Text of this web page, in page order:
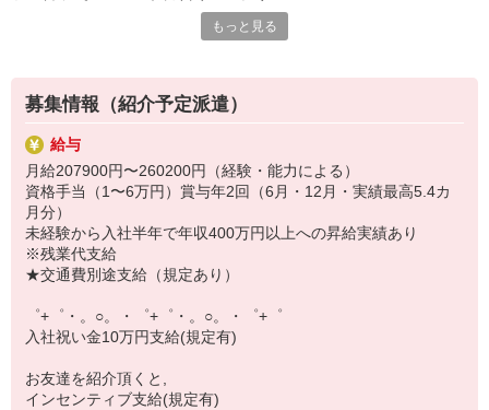
【選べるお仕事いろいろ】
事務、経理、データ入力、コールセンター、受付
▼工場・製造・軽作業系
機械/食品製造・梱包・仕分け・加工・組立・検査
▼美容系
眉毛サロンのアイブロウ・ネイリスト・エステ
▼営業・販売
法人営業・アパレル販売・個別指導塾・人材紹介
▼人気案件も多数♪
短期・期間限定・オープニング・官公庁案件
上場/優良/大手企業など
【スマホ面接実施中】
￣￣￣￣￣￣￣￣￣
自宅に居ながらスマホでカンタン面接OK！
オンライン面談なのでスピード対応。
即日登録もOK♪
満足度◎
■携帯やインターネット販売業務
docomo(ドコモ)/au(エーユー)・KDDI/softbank(ソフトバンク)など
の大手キャリアから
ワイモバイル(Y!mobille)、楽天モバイル、UQなど格安スマホまで幅
広く紹介可能♪
人気のApple（アップル）店舗もございます！
もっと見る
募集情報（紹介予定派遣）
給与
月給207900円〜260200円（経験・能力による）
資格手当（1〜6万円）賞与年2回（6月・12月・実績最高5.4カ
月分）
未経験から入社半年で年収400万円以上への昇給実績あり
※残業代支給
★交通費別途支給（規定あり）
゜+゜・。○。・゜+゜・。○。・゜+゜
入社祝い金10万円支給(規定有)
お友達を紹介頂くと,
インセンティブ支給(規定有)